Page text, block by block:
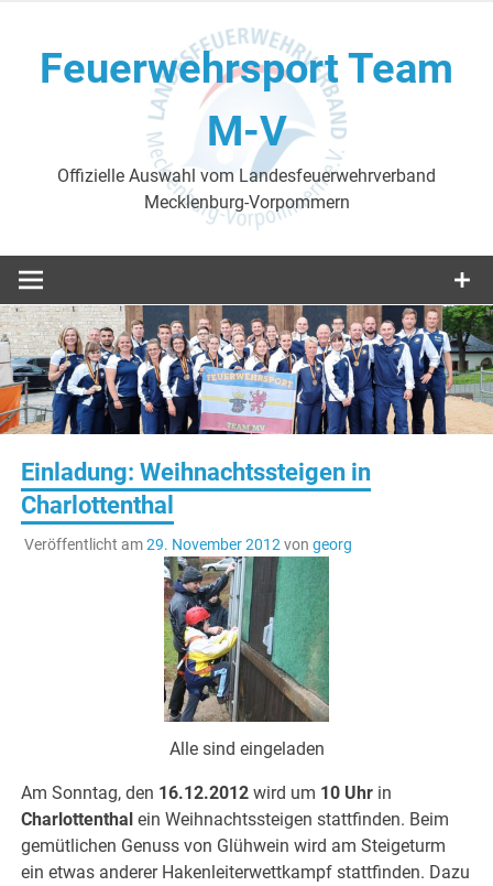
contentFeuerwehrsport Team
M-V
Offizielle Auswahl vom Landesfeuerwehrverband
Mecklenburg-Vorpommern
Einladung: Weihnachtssteigen in
Charlottenthal
Veröffentlicht am29. November 2012 von georg
Alle sind eingeladen
Am Sonntag, den 16.12.2012 wird um 10 Uhr in
Charlottenthal ein Weihnachtssteigen stattfinden. Beim
gemütlichen Genuss von Glühwein wird am Steigeturm
ein etwas anderer Hakenleiterwettkampf stattfinden. Dazu